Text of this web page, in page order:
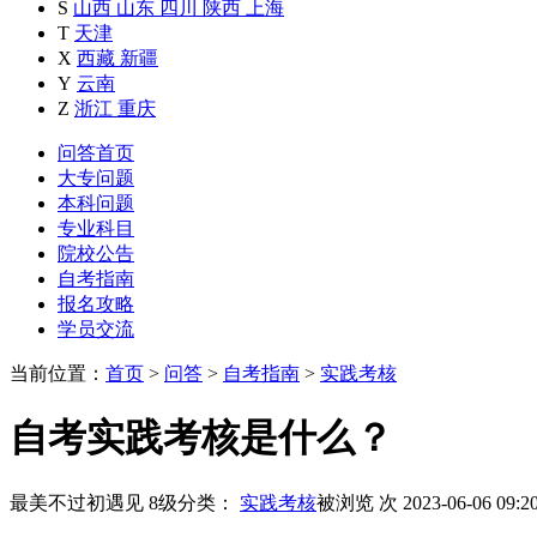
S 山西 山东 四川 陕西
上海
T 天津
X 西藏 新疆
Y 云南
Z 浙江 重庆
问答首页
大专问题
本科问题
专业科目
院校公告
自考指南
报名攻略
学员交流
当前位置： 首页 > 问答 > 自考指南 > 实践考核
自考实践考核是什么？
最美不过初遇见 8级分类： 实践考核被浏览 次 2023-06-06